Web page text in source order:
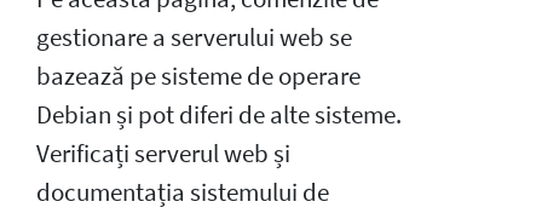
gestionare a serverului web se
bazează pe sisteme de operare
Debian și pot diferi de alte sisteme.
Verificați serverul web și
documentația sistemului de